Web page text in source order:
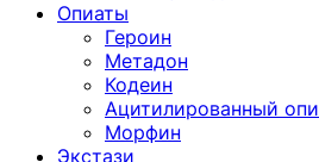
Опиаты
Героин
Метадон
Кодеин
Ацитилированный
Морфин
Экстази